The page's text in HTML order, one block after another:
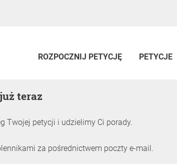
ROZPOCZNIJ PETYCJĘ PETYCJE
teraz
Twojej petycji i udzielimy Ci porady.
za pośrednictwem poczty e-mail.